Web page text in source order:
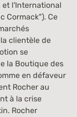
et l'International
Cormack"). Ce
clientèle de
se
la Boutique des
en défaveur
Rocher au
à la crise
. Rocher